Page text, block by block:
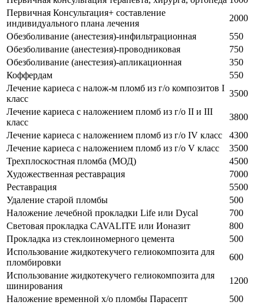
Первичная Консультация+ составление
индивидуального плана лечения
2000
Обезболивание (анестезия)-инфильтрационная
550
Обезболивание (анестезия)-проводниковая
750
Обезболивание (анестезия)-апликационная
350
Коффердам
550
Лечение кариеса с налож-м пломб из г/о композитов I
класс
3500
Лечение кариеса с наложением пломб из г/о II и III
класс
3800
Лечение кариеса с наложением пломб из г/о IV класс
4300
Лечение кариеса с наложением пломб из г/о V класс
3500
Трехплоскостная пломба (МОД)
4500
Художественная реставрация
7000
Реставрация
5500
Удаление старой пломбы
500
Наложение лечебной прокладки Life или Dycal
700
Световая прокладка CAVALITE или Ионазит
800
Прокладка из стеклоиномерного цемента
500
Использование жидкотекучего гелиокомпозита для
пломбировки
600
Использование жидкотекучего гелиокомпозита для
шинирования
1200
Наложение временной х/о пломбы Парасепт
500